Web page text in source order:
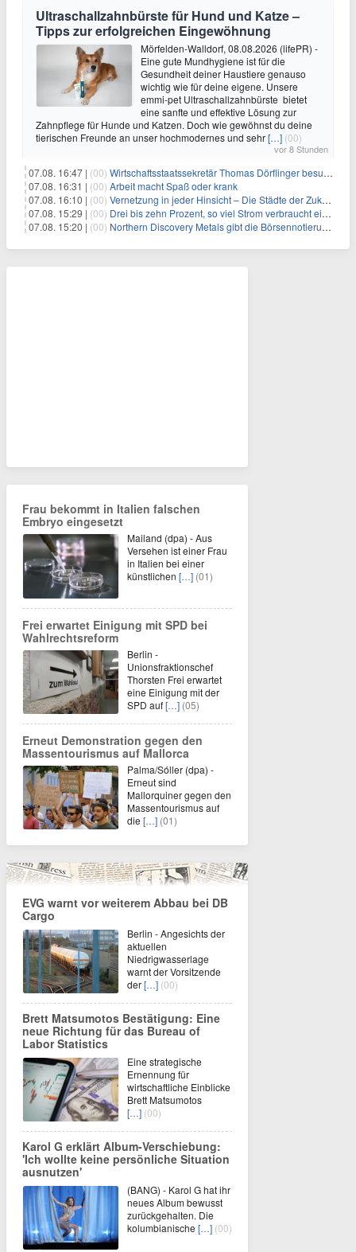
Ultraschallzahnbürste für Hund und Katze –
Tipps zur erfolgreichen Eingewöhnung
Mörfelden-Walldorf, 08.08.2026 (lifePR) -
Eine gute Mundhygiene ist für die
Gesundheit deiner Haustiere genauso
wichtig wie für deine eigene. Unsere
emmi-pet Ultraschallzahnbürste bietet
eine sanfte und effektive Lösung zur
Zahnpflege für Hunde und Katzen. Doch wie gewöhnst du deine
tierischen Freunde an unser hochmodernes und sehr[…] (00)
vor 8 Stunden
07.08. 16:47 | (00) Wirtschaftsstaatssekretär Thomas Dörflinger besucht Handwerksbetrieb im Kammerbezirk Freiburg
07.08. 16:31 | (00) Arbeit macht Spaß oder krank
07.08. 16:10 | (00) Vernetzung in jeder Hinsicht – Die Städte der Zukunft sind grün-blau
07.08. 15:29 | (00) Drei bis zehn Prozent, so viel Strom verbraucht ein Aufzug im Gebäude
07.08. 15:20 | (00) Northern Discovery Metals gibt die Börsennotierung an der Frankfurter Wertpapierbörse bekannt
Frau bekommt in Italien falschen
Embryo eingesetzt
Mailand (dpa) - Aus
Versehen ist einer Frau
in Italien bei einer
künstlichen […] (01)
Frei erwartet Einigung mit SPD bei
Wahlrechtsreform
Berlin -
Unionsfraktionschef
Thorsten Frei erwartet
eine Einigung mit der
SPD auf[…] (05)
Erneut Demonstration gegen den
Massentourismus auf Mallorca
Palma/Sóller (dpa) -
Erneut sind
Mallorquiner gegen den
Massentourismus auf
die […] (01)
EVG warnt vor weiterem Abbau bei DB
Cargo
Berlin - Angesichts der
aktuellen
Niedrigwasserlage
warnt der Vorsitzende
der[…] (00)
Brett Matsumotos Bestätigung: Eine
neue Richtung für das Bureau of
Labor Statistics
Eine strategische
Ernennung für
wirtschaftliche Einblicke
Brett Matsumotos
[…] (00)
Karol G erklärt Album-Verschiebung:
'Ich wollte keine persönliche Situation
ausnutzen'
(BANG) - Karol G hat ihr
neues Album bewusst
zurückgehalten. Die
kolumbianische […] (00)